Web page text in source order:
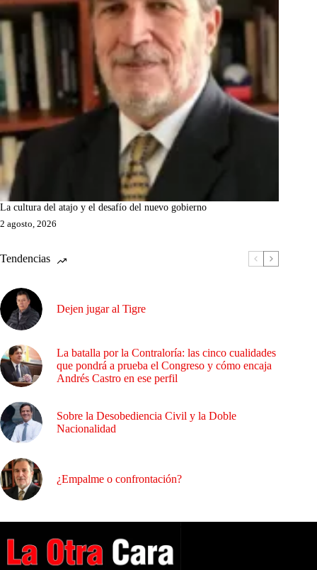
La cultura del atajo y el desafío del nuevo gobierno
2 agosto, 2026
Tendencias
Dejen jugar al Tigre
La batalla por la Contraloría: las cinco cualidades
que pondrá a prueba el Congreso y cómo encaja
Andrés Castro en ese perfil
Sobre la Desobediencia Civil y la Doble
Nacionalidad
¿Empalme o confrontación?